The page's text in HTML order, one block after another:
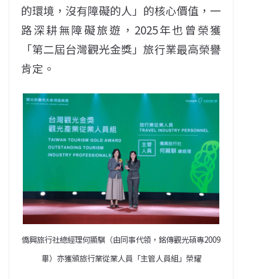
的環境，沒有障礙的人」的核心價值，一
路深耕無障礙旅遊，2025年也曾榮獲
「第二屆台灣觀光金獎」旅行業最高榮譽
肯定。
僑興旅行社總經理何顯騏（由同事代領，銘傳觀光碩專2009
畢）亦獲頒旅行業從業人員「主管人員組」榮耀